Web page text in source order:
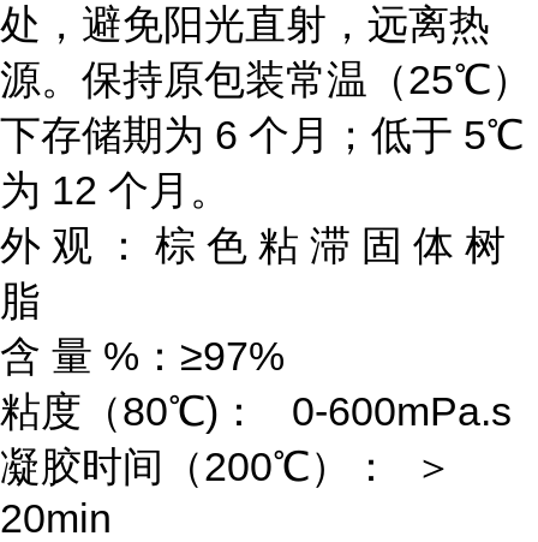
处，避免阳光直射，远离热
源。保持原包装常温（25℃）
下存储期为 6 个月；低于 5℃
为 12 个月。
外 观 ： 棕 色 粘 滞 固 体 树
脂
含 量 %：≥97%
粘度（80℃)： 0-600mPa.s
凝胶时间（200℃）： ＞
20min